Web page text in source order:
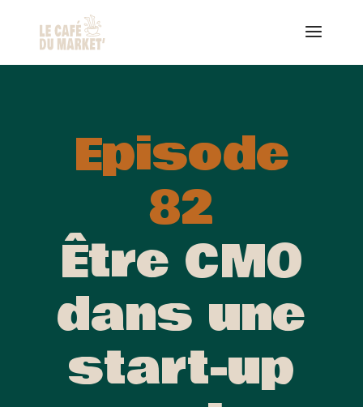
Episode
82
Être CMO
dans une
start-up